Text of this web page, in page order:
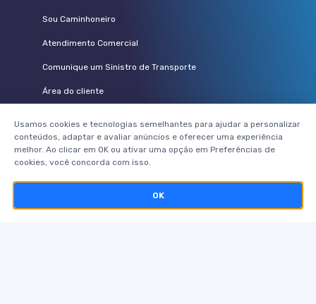
Sou Caminhoneiro
Atendimento Comercial
Comunique um Sinistro de Transporte
Área do cliente
PARCEIROS
Seguradoras
Usamos cookies e tecnologias semelhantes para ajudar a personalizar
conteúdos, adaptar e avaliar anúncios e oferecer uma experiência
melhor. Ao clicar em OK ou ativar uma opção em Preferências de
cookies, você concorda com isso.
OK